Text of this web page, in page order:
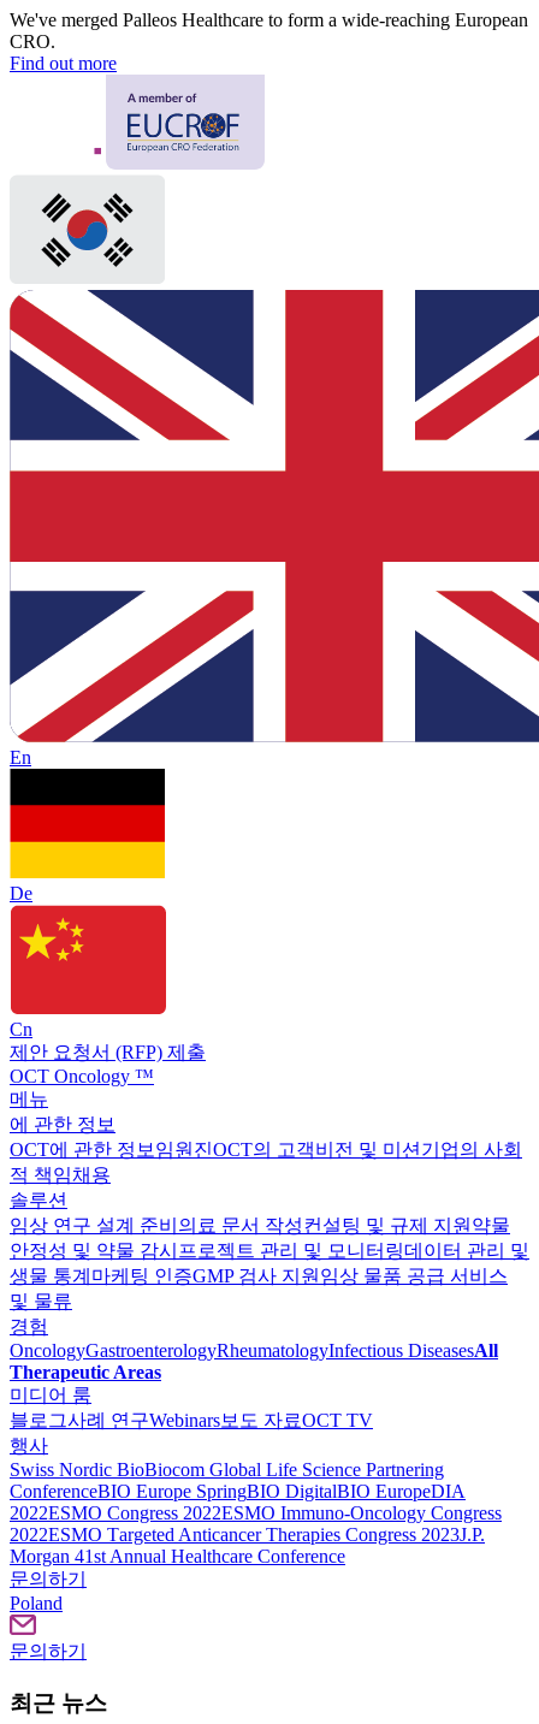
We've merged Palleos Healthcare to form a wide-reaching European
CRO.
Find out more
En
De
Cn
제안 요청서 (RFP) 제출
OCT Oncology ™
메뉴
에 관한 정보
OCT에 관한 정보 임원진OCT의 고객비전 및 미션 기업의 사회
적 책임채용
솔루션
임상 연구 설계 준비 의료 문서 작성컨설팅 및 규제 지원 약물
안정성 및 약물 감시 프로젝트 관리 및 모니터링데이터 관리 및
생물 통계 마케팅 인증GMP 검사 지원 임상 물품 공급 서비스
및 물류
경험
OncologyGastroenterologyRheumatologyInfectious DiseasesAll
Therapeutic Areas
미디어 룸
블로그사례 연구Webinars보도 자료OCT TV
행사
Swiss Nordic BioBiocom Global Life Science Partnering
ConferenceBIO Europe SpringBIO DigitalBIO EuropeDIA
2022ESMO Congress 2022ESMO Immuno-Oncology Congress
2022ESMO Тargeted Anticancer Therapies Congress 2023J.P.
Morgan 41st Annual Healthcare Conference
문의하기
Poland
문의하기
최근 뉴스